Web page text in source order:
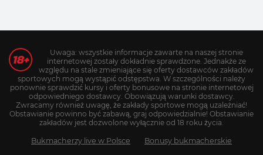
Uwaga: wszystkie informacje zawarte na naszej stronie
internetowej zostały dokładnie sprawdzone. Jednakże ze
względu na stale zmieniające się oferty dostawców zakładów
sportowych mogą wystąpić odstępstwa. W szczególności należy
ponownie sprawdzić kursy i oferty bonusowe na stronie internetowej
odpowiedniego dostawcy. Obowiązują warunki dostawcy.
Zwracamy również uwagę, że zakłady sportowe mogą uzależniać!
Obstawianie powinno być zabawą, graj odpowiedzialnie! Obstawianie
zakładów jest dozwolone wyłącznie od 18 roku życia.
Bukmacherzy live w Polsce Bonusy bukmacherskie